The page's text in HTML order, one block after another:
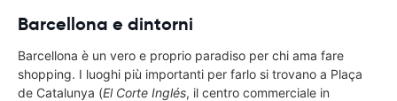
Barcellona e dintorni
Barcellona è un vero e proprio paradiso per chi ama fare
shopping. I luoghi più importanti per farlo si trovano a Plaça
de Catalunya (El Corte Inglés, il centro commerciale in